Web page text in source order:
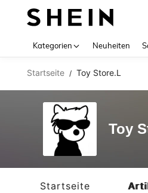
Kategorien Neuheiten
Startseite / Toy Store.L
Toy
Startseite